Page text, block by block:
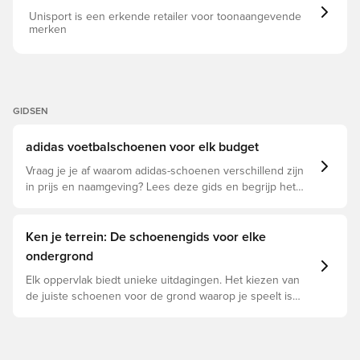
Unisport is een erkende retailer voor toonaangevende
merken
GIDSEN
adidas voetbalschoenen voor elk budget
Vraag je je af waarom adidas-schoenen verschillend zijn
in prijs en naamgeving? Lees deze gids en begrijp het
Ken je terrein: De schoenengids voor elke
ondergrond
Elk oppervlak biedt unieke uitdagingen. Het kiezen van
de juiste schoenen voor de grond waarop je speelt is